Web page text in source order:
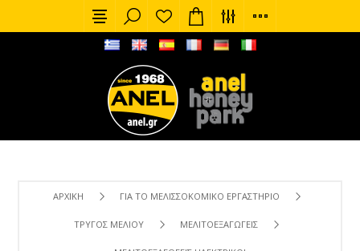
ΑΡΧΙΚΉ ΓΙΑ ΤΟ ΜΕΛΙΣΣΟΚΟΜΙΚΌ ΕΡΓΑΣΤΉΡΙΟ
ΤΡΎΓΟΣ ΜΕΛΙΟΎ ΜΕΛΙΤΟΕΞΑΓΩΓΕΊΣ